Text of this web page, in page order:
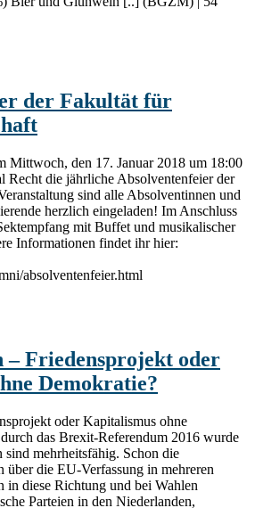
der Fakultät für
Mittwoch, den 17. Januar 2018 um 18:00
Recht die jährliche Absolventenfeier der
sind alle Absolventinnen und
herzlich eingeladen! Im Anschluss
mit Buffet und musikalischer
Informationen findet ihr hier:
absolventenfeier.html
– Friedensprojekt oder
Demokratie?
oder Kapitalismus ohne
das Brexit-Referendum 2016 wurde
mehrheitsfähig. Schon die
über die EU-Verfassung in mehreren
in diese Richtung und bei Wahlen
Parteien in den Niederlanden,